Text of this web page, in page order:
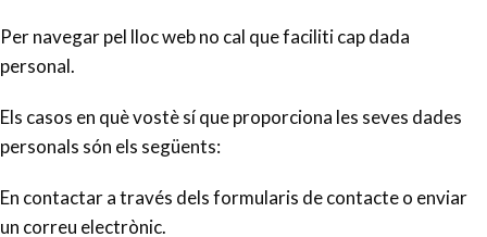
Per navegar pel lloc web no cal que faciliti cap dada
personal.
Els casos en què vostè sí que proporciona les seves dades
personals són els següents:
En contactar a través dels formularis de contacte o enviar
un correu electrònic.